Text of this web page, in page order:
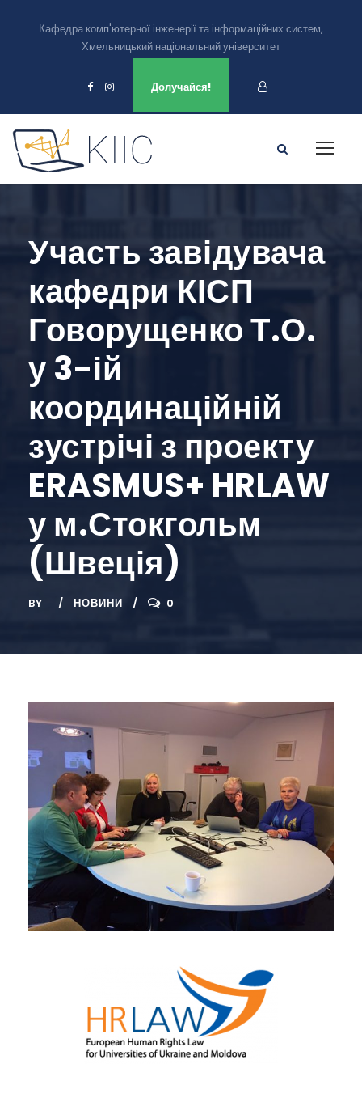
Кафедра комп'ютерної інженерії та інформаційних систем,
Хмельницький національний університет
Долучайся!
Участь завідувача
кафедри КІСП
Говорущенко Т.О.
у 3-ій
координаційній
зустрічі з проекту
ERASMUS+ HRLAW
у м.Стокгольм
(Швеція)
BY НОВИНИ 0